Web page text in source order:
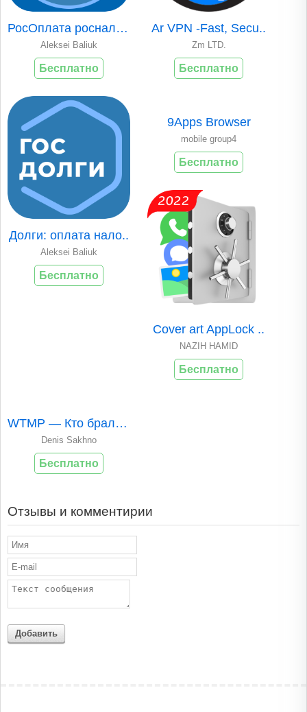
РосОплата росналог..
Aleksei Baliuk
Бесплатно
Ar VPN -Fast, Secu..
Zm LTD.
Бесплатно
Долги: оплата нало..
Aleksei Baliuk
Бесплатно
9Apps Browser
mobile group4
Бесплатно
Cover art AppLock ..
NAZIH HAMID
Бесплатно
WTMP — Кто брал мо..
Denis Sakhno
Бесплатно
Отзывы и комментирии
Добавить